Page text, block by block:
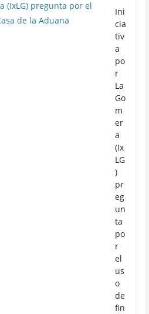
Ini
cia
tiv
a
po
r
La
Go
m
er
a
(Ix
LG
)
pr
eg
un
ta
po
r
el
us
o
de
fin